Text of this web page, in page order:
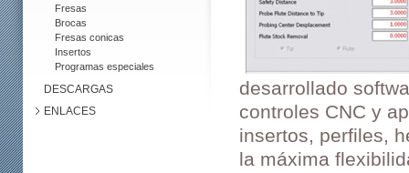
Fresas
Brocas
Fresas conicas
Insertos
Programas especiales
DESCARGAS
ENLACES
desarrollado
controles CNC y
insertos, perfiles,
la máxima